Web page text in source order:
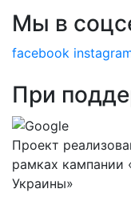
Мы в
facebook
При
Проект
рамках кампании
Украины»